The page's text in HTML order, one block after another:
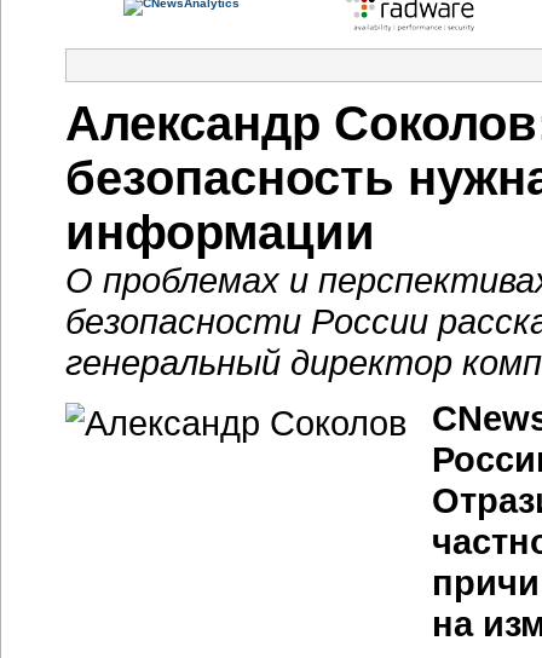
Александр
безопасность
информации
О проблемах и
безопасности России
генеральный директор
на